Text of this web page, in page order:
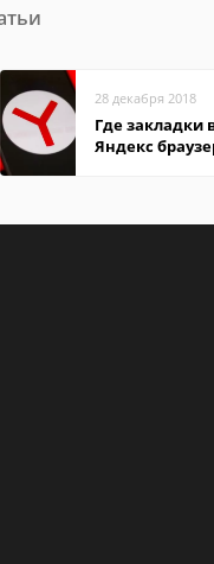
28 декабря 2018
Где закладки
Яндекс